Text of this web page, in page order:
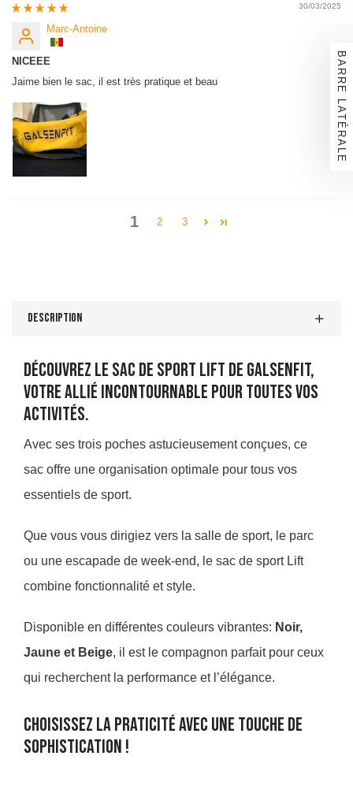
30/03/2025
Marc-Antoine
NICEEE
Jaime bien le sac, il est très pratique et beau
1 2 3
BARRE LATÉRALE
Description
Découvrez le sac de sport Lift de Galsenfit,
votre allié incontournable pour toutes vos
activités.
Avec ses trois poches astucieusement conçues, ce
sac offre une organisation optimale pour tous vos
essentiels de sport.
Que vous vous dirigiez vers la salle de sport, le parc
ou une escapade de week-end, le sac de sport Lift
combine fonctionnalité et style.
Disponible en différentes couleurs vibrantes: Noir,
Jaune et Beige, il est le compagnon parfait pour ceux
qui recherchent la performance et l’élégance.
Choisissez la praticité avec une touche de
sophistication !